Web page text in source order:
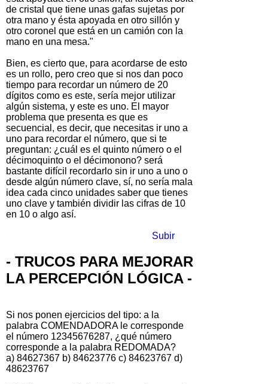
de cristal que tiene unas gafas sujetas por
otra mano y ésta apoyada en otro sillón y
otro coronel que está en un camión con la
mano en una mesa."
Bien, es cierto que, para acordarse de esto
es un rollo, pero creo que si nos dan poco
tiempo para recordar un número de 20
dígitos como es este, sería mejor utilizar
algún sistema, y este es uno. El mayor
problema que presenta es que es
secuencial, es decir, que necesitas ir uno a
uno para recordar el número, que si te
preguntan: ¿cuál es el quinto número o el
décimoquinto o el décimonono? será
bastante difícil recordarlo sin ir uno a uno o
desde algún número clave, sí, no sería mala
idea cada cinco unidades saber que tienes
uno clave y también dividir las cifras de 10
en 10 o algo así.
Subir
- TRUCOS PARA MEJORAR
LA PERCEPCIÓN LÓGICA -
Si nos ponen ejercicios del tipo: a la
palabra COMENDADORA le corresponde
el número 12345676287, ¿qué número
corresponde a la palabra REDOMADA?
a) 84627367 b) 84623776 c) 84623767 d)
48623767